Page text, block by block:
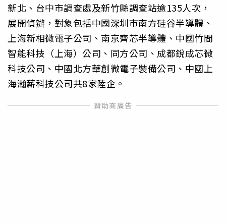
新北、台中市調查處及新竹縣調查站逾135人次，
展開偵辦，對象包括中國深圳市南方硅谷半導體、
上海新相微電子公司、南京齊芯半導體、中國竹間
智能科技（上海）公司、同方公司、成都銳成芯微
科技公司、中國北方華創微電子裝備公司、中國上
海瀚薪科技公司共8家陸企。